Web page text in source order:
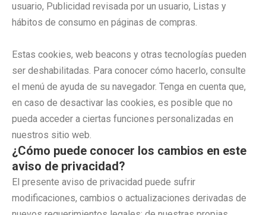
usuario, Publicidad revisada por un usuario, Listas y
hábitos de consumo en páginas de compras.
Estas cookies, web beacons y otras tecnologías pueden
ser deshabilitadas. Para conocer cómo hacerlo, consulte
el menú de ayuda de su navegador. Tenga en cuenta que,
en caso de desactivar las cookies, es posible que no
pueda acceder a ciertas funciones personalizadas en
nuestros sitio web.
¿Cómo puede conocer los cambios en este
aviso de privacidad?
El presente aviso de privacidad puede sufrir
modificaciones, cambios o actualizaciones derivadas de